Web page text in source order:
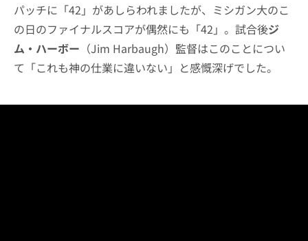
パッチに「42」があしらわれましたが、ミシガン大のこ
の日のファイナルスコアが偶然にも「42」。試合後ジ
ム・ハーボー （Jim Harbaugh）監督はこのことについ
て「これも神の仕業に違いない」と感慨深げでした。